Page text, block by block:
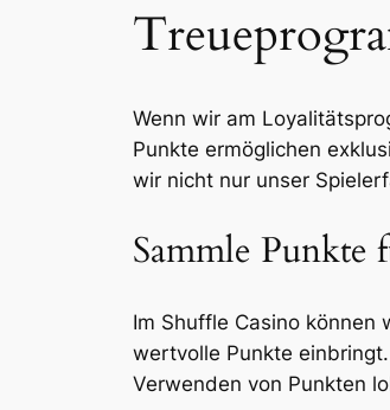
Wenn wir am
Punkte ermöglichen
wir nicht nur unser
Sammle Punkte
Im Shuffle Casino können
wertvolle Punkte
Verwenden von Punkten